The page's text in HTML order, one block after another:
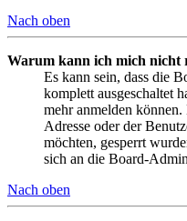
Nach oben
Warum kann ich mich nicht
Es kann sein, dass die
komplett ausgeschaltet
mehr anmelden
Adresse oder der
möchten, gesperrt
sich an die Board-
Nach oben